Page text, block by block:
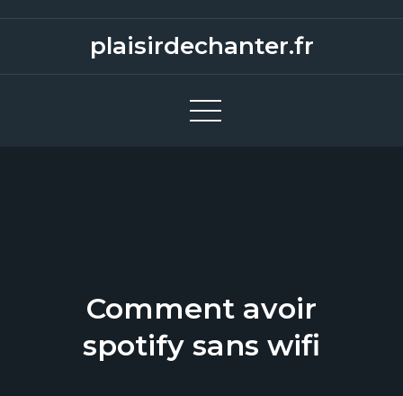
plaisirdechanter.fr
Comment avoir
spotify sans wifi